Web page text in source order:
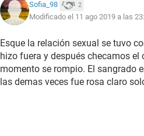
Sofia_98 2
Modificado el 11 ago 2019 a las
Esque la relación sexual se tuvo
hizo fuera y después checamos
momento se rompio. El sangrado
las demas veces fue rosa claro